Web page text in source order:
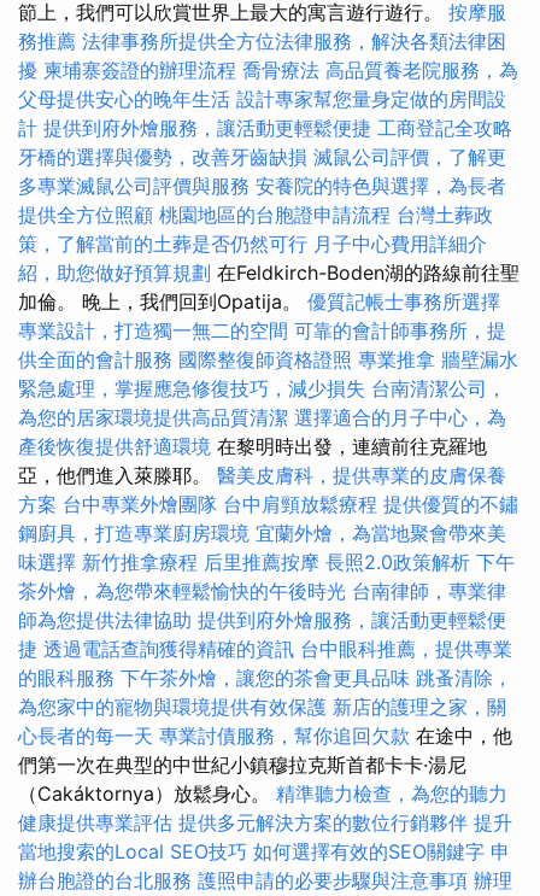
節上，我們可以欣賞世界上最大的寓言遊行遊行。 按摩服
務推薦 法律事務所提供全方位法律服務，解決各類法律困
擾 柬埔寨簽證的辦理流程 喬骨療法 高品質養老院服務，為
父母提供安心的晚年生活 設計專家幫您量身定做的房間設
計 提供到府外燴服務，讓活動更輕鬆便捷 工商登記全攻略
牙橋的選擇與優勢，改善牙齒缺損 滅鼠公司評價，了解更
多專業滅鼠公司評價與服務 安養院的特色與選擇，為長者
提供全方位照顧 桃園地區的台胞證申請流程 台灣土葬政
策，了解當前的土葬是否仍然可行 月子中心費用詳細介
紹，助您做好預算規劃 在Feldkirch-Boden湖的路線前往聖
加倫。 晚上，我們回到Opatija。 優質記帳士事務所選擇
專業設計，打造獨一無二的空間 可靠的會計師事務所，提
供全面的會計服務 國際整復師資格證照 專業推拿 牆壁漏水
緊急處理，掌握應急修復技巧，減少損失 台南清潔公司，
為您的居家環境提供高品質清潔 選擇適合的月子中心，為
產後恢復提供舒適環境 在黎明時出發，連續前往克羅地
亞，他們進入萊滕耶。 醫美皮膚科，提供專業的皮膚保養
方案 台中專業外燴團隊 台中肩頸放鬆療程 提供優質的不鏽
鋼廚具，打造專業廚房環境 宜蘭外燴，為當地聚會帶來美
味選擇 新竹推拿療程 后里推薦按摩 長照2.0政策解析 下午
茶外燴，為您帶來輕鬆愉快的午後時光 台南律師，專業律
師為您提供法律協助 提供到府外燴服務，讓活動更輕鬆便
捷 透過電話查詢獲得精確的資訊 台中眼科推薦，提供專業
的眼科服務 下午茶外燴，讓您的茶會更具品味 跳蚤清除，
為您家中的寵物與環境提供有效保護 新店的護理之家，關
心長者的每一天 專業討債服務，幫你追回欠款 在途中，他
們第一次在典型的中世紀小鎮穆拉克斯首都卡卡·湯尼
（Cakáktornya）放鬆身心。 精準聽力檢查，為您的聽力
健康提供專業評估 提供多元解決方案的數位行銷夥伴 提升
當地搜索的Local SEO技巧 如何選擇有效的SEO關鍵字 申
辦台胞證的台北服務 護照申請的必要步驟與注意事項 辦理